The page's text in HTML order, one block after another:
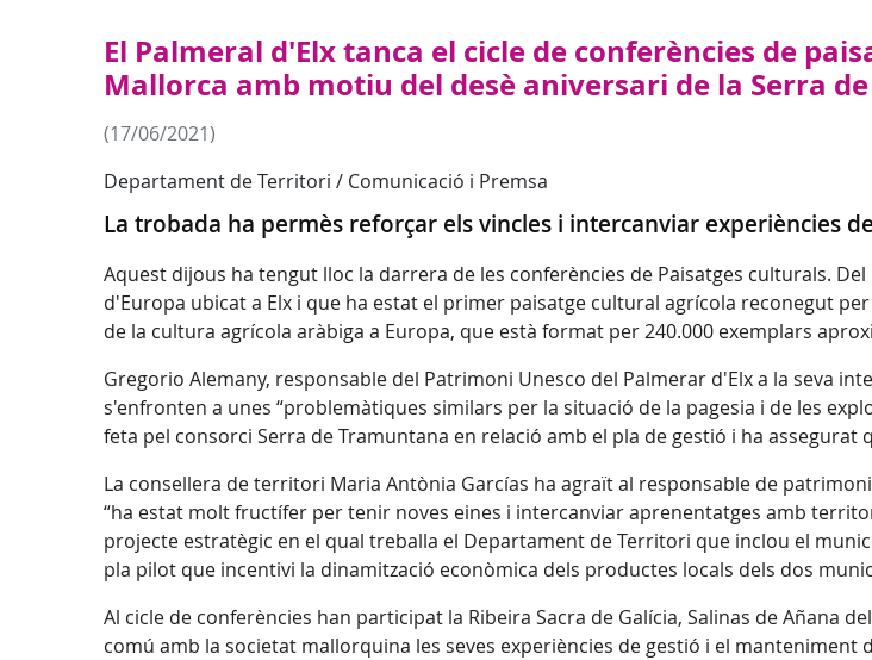
El Palmeral d'Elx tanca el cicle de conferències de
Mallorca amb motiu del desè aniversari de la Serra
(17/06/2021)
Departament de Territori / Comunicació i Premsa
La trobada ha permès reforçar els vincles i intercanviar experiències
Aquest dijous ha tengut lloc la darrera de les conferències de Paisatges culturals.
d'Europa ubicat a Elx i que ha estat el primer paisatge cultural agrícola reconegut
de la cultura agrícola aràbiga a Europa, que està format per 240.000 exemplars
Gregorio Alemany, responsable del Patrimoni Unesco del Palmerar d'Elx a la seva
s'enfronten a unes “problemàtiques similars per la situació de la pagesia i de les
feta pel consorci Serra de Tramuntana en relació amb el pla de gestió i ha assegurat
La consellera de territori Maria Antònia Garcías ha agraït al responsable de
“ha estat molt fructífer per tenir noves eines i intercanviar aprenentatges amb
projecte estratègic en el qual treballa el Departament de Territori que inclou el
pla pilot que incentivi la dinamització econòmica dels productes locals dels dos
Al cicle de conferències han participat la Ribeira Sacra de Galícia, Salinas de Añana
comú amb la societat mallorquina les seves experiències de gestió i el